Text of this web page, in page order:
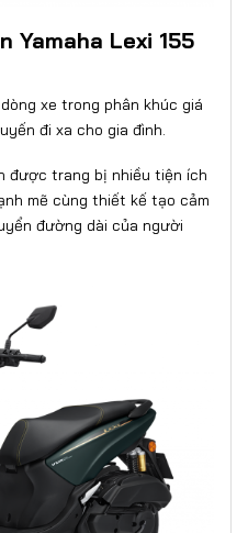
Yamaha Lexi 155
xe trong phân khúc giá
đi xa cho gia đình.
được trang bị nhiều tiện ích
mẽ cùng thiết kế tạo cảm
đường dài của người